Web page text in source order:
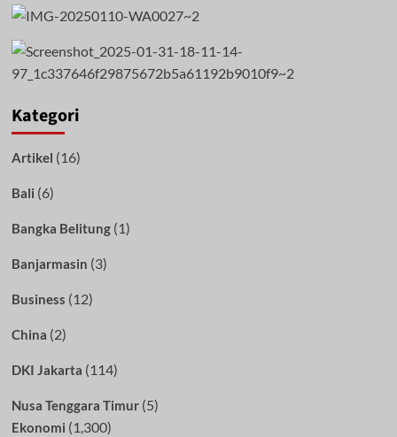
Kategori
Artikel (16)
Bali (6)
Bangka Belitung(1)
Banjarmasin (3)
Business (12)
China (2)
DKI Jakarta (114)
Nusa Tenggara Timur(5)
Ekonomi (1,300)